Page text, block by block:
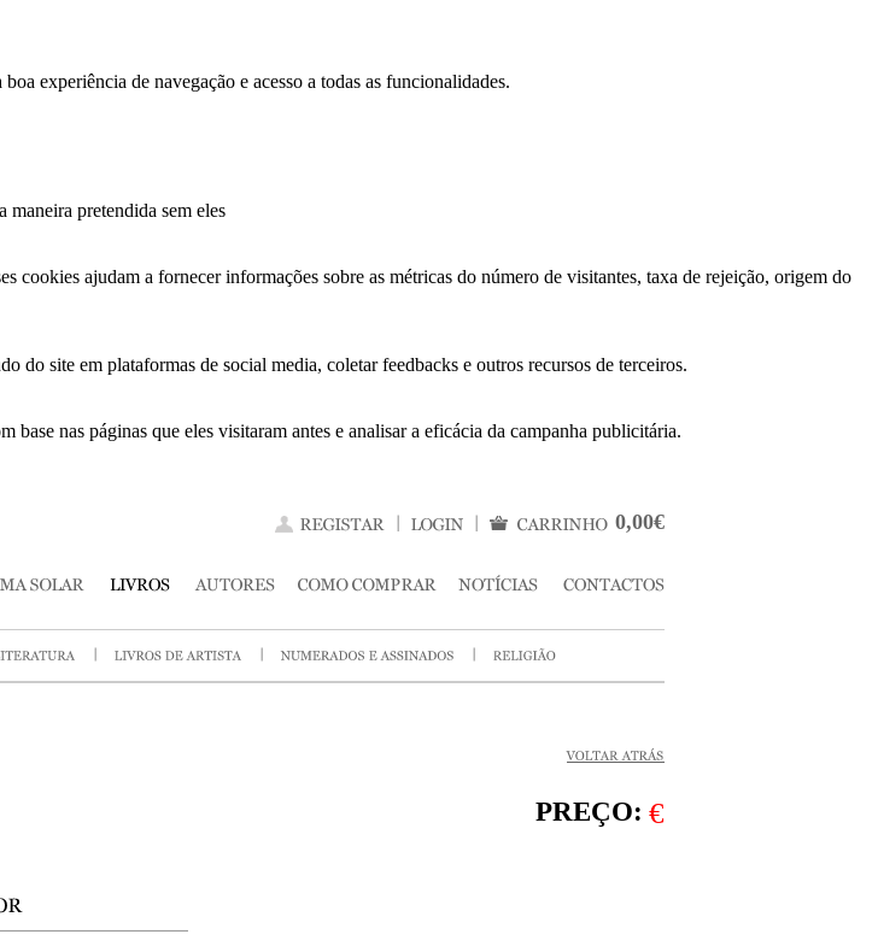
experiência de navegação e acesso a todas as funcionalidades.
maneira pretendida sem eles
cookies ajudam a fornecer informações sobre as métricas do número de visitantes, taxa de rejeição, origem do
site em plataformas de social media, coletar feedbacks e outros recursos de terceiros.
nas páginas que eles visitaram antes e analisar a eficácia da campanha publicitária.
0,00€
PREÇO: €